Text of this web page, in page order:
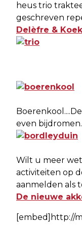
heus trio
geschreven
Delèfre & Koek
even bijdromen.
Wilt u meer
activiteiten op
aanmelden als
De nieuwe
[embed]http://